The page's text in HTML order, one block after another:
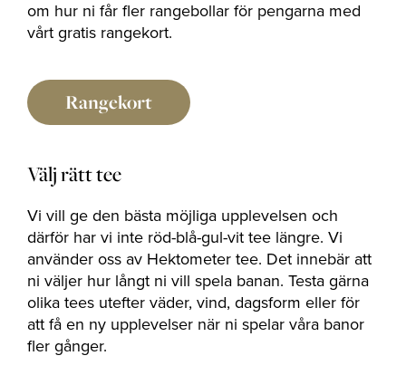
om hur ni får fler rangebollar för pengarna med
vårt gratis rangekort.
Rangekort
Välj rätt tee
Vi vill ge den bästa möjliga upplevelsen och
därför har vi inte röd-blå-gul-vit tee längre. Vi
använder oss av Hektometer tee. Det innebär att
ni väljer hur långt ni vill spela banan. Testa gärna
olika tees utefter väder, vind, dagsform eller för
att få en ny upplevelser när ni spelar våra banor
fler gånger.